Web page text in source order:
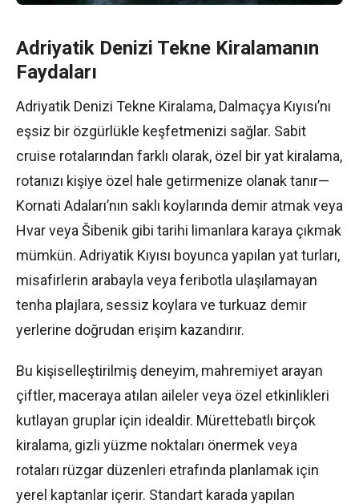
Adriyatik Denizi Tekne Kiralamanın
Faydaları
Adriyatik Denizi Tekne Kiralama, Dalmaçya Kıyısı’nı
eşsiz bir özgürlükle keşfetmenizi sağlar. Sabit
cruise rotalarından farklı olarak, özel bir yat kiralama,
rotanızı kişiye özel hale getirmenize olanak tanır—
Kornati Adaları’nın saklı koylarında demir atmak veya
Hvar veya Šibenik gibi tarihi limanlara karaya çıkmak
mümkün. Adriyatik Kıyısı boyunca yapılan yat turları,
misafirlerin arabayla veya feribotla ulaşılamayan
tenha plajlara, sessiz koylara ve turkuaz demir
yerlerine doğrudan erişim kazandırır.
Bu kişiselleştirilmiş deneyim, mahremiyet arayan
çiftler, maceraya atılan aileler veya özel etkinlikleri
kutlayan gruplar için idealdir. Mürettebatlı birçok
kiralama, gizli yüzme noktaları önermek veya
rotaları rüzgar düzenleri etrafında planlamak için
yerel kaptanlar içerir. Standart karada yapılan